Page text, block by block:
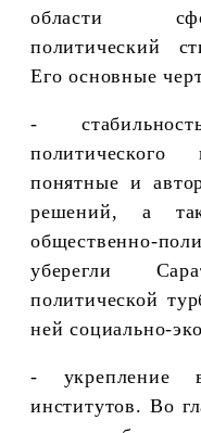
области
политический
Его основные
-
понятные и
решений, а
общественно-
уберегли
политической
ней социально-
- укрепление
институтов. Во